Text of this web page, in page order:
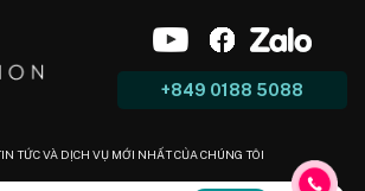
+849 0188 5088
TỨC VÀ DỊCH VỤ MỚI NHẤT CỦA CHÚNG TÔI